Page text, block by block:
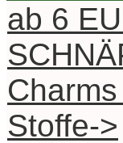
ab 6
Stoffe->